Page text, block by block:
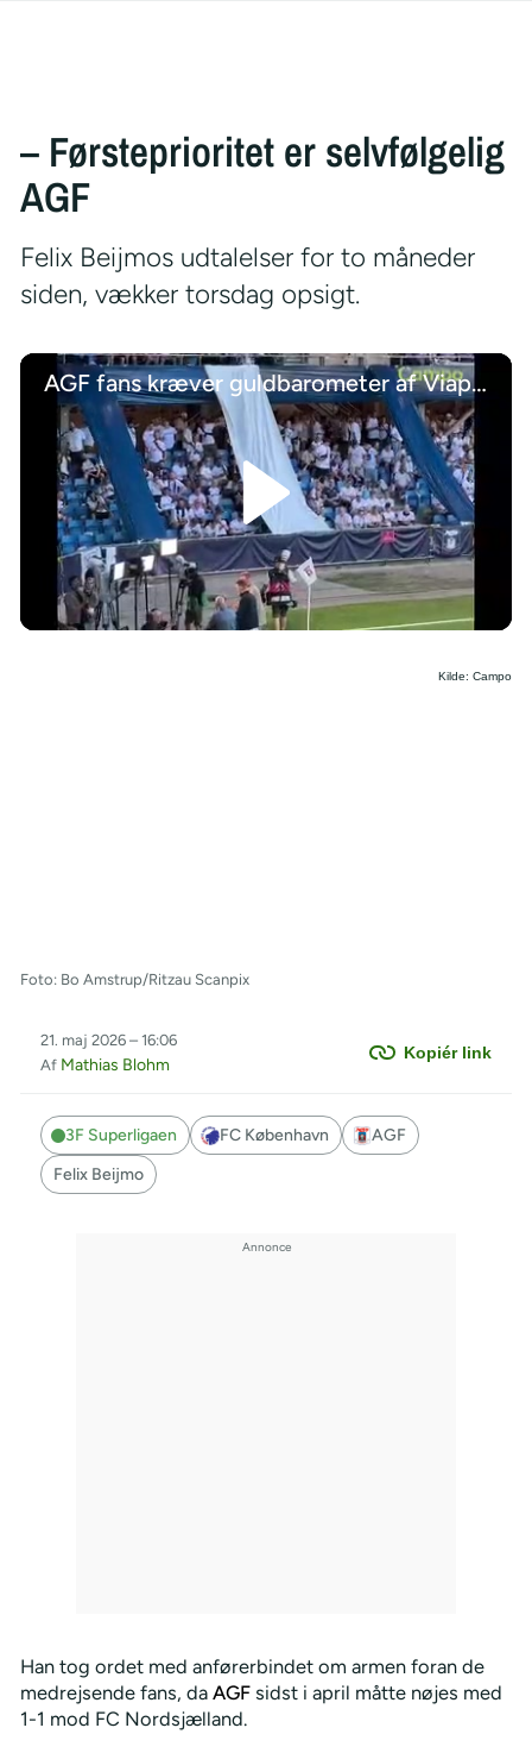
– Førsteprioritet er selvfølgelig
AGF
Felix Beijmos udtalelser for to måneder
siden, vækker torsdag opsigt.
AGF fans kræver guldbarometer af Viaplay-ekspert
/
Kilde: Campo
Foto: Bo Amstrup/Ritzau Scanpix
Kopiér link
21. maj 2026 – 16:06
Af Mathias Blohm
3F Superligaen FC København
AGF
Felix Beijmo
Han tog ordet med anførerbindet om armen foran de
medrejsende fans, da AGFsidst i april måtte nøjes med
1-1 mod FC Nordsjælland.